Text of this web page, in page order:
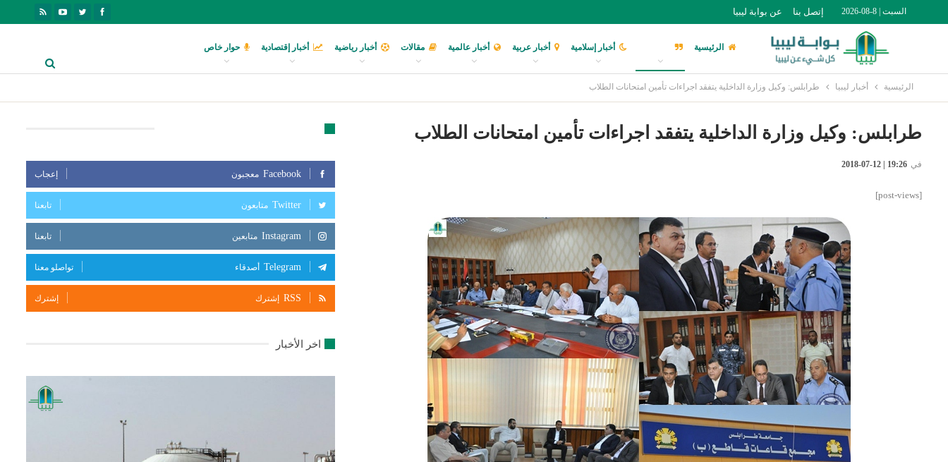
السبت | 8-08-2026 إتصل بنا عن بوابة ليبيا
الرئيسية أخبار إسلامية أخبار عربية أخبار عالمية مقالات أخبار رياضية أخبار إقتصادية حوار خاص
الرئيسية أخبار ليبيا طرابلس: وكيل وزارة الداخلية يتفقد اجراءات تأمين امتحانات الطلاب
طرابلس: وكيل وزارة الداخلية يتفقد اجراءات تأمين امتحانات الطلاب
في 19:26 | 12-07-2018
[post-views]
Facebook معجبون إعجاب
Twitter متابعون تابعنا
Instagram متابعين تابعنا
Telegram أصدقاء تواصلو معنا
RSS إشترك إشترك
اخر الأخبار